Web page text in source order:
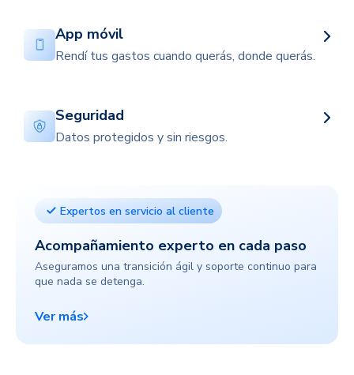
App móvil
Rendí tus gastos cuando querás, donde querás.
Seguridad
Datos protegidos y sin riesgos.
Expertos en servicio al cliente
Acompañamiento experto en cada paso
Aseguramos una transición ágil y soporte continuo para
que nada se detenga.
Ver más